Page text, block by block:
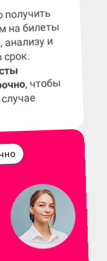
на билеты
анализу и
срок.
, чтобы